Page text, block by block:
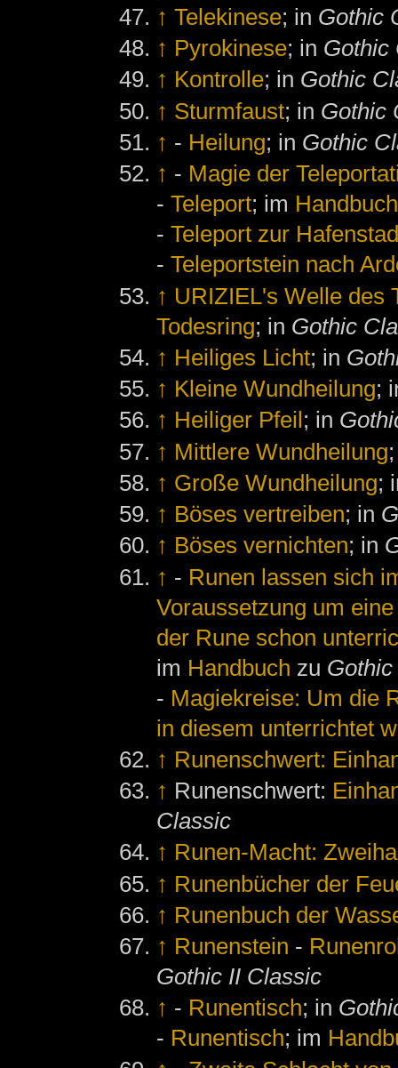
↑ Telekinese; in Gothic
↑ Pyrokinese; in Gothic
↑ Kontrolle; in Gothic
↑ Sturmfaust; in Gothic
↑ - Heilung; in Gothic
↑ - Magie der
-Teleport; im Handbuch
-Teleport zur
-Teleportstein nach
↑ URIZIEL's Welle des
Todesring; in Gothic
↑ Heiliges Licht; in
↑ Kleine Wundheilung;
↑ Heiliger Pfeil; in
↑ Mittlere Wundheilung
↑ Große Wundheilung;
↑ Böses vertreiben; in
↑ Böses vernichten; in
↑ - Runen lassen sich
Voraussetzung um
der Rune schon
im Handbuch zu
- Magiekreise: Um die
in diesem unterrichtet
↑ Runenschwert:
↑ Runenschwert:
Classic
↑ Runen-Macht:
↑ Runenbücher der
↑ Runenbuch der
↑ Runenstein -
Gothic II Classic
↑ - Runentisch; in
- Runentisch; im